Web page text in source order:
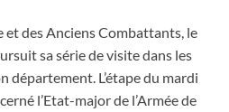
et des Anciens Combattants, le
sa série de visite dans les
département. L’étape du mardi
l’Etat-major de l’Armée de